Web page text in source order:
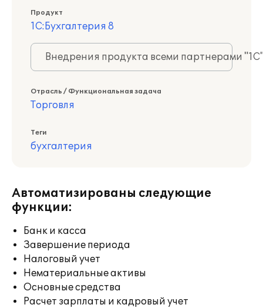
Продукт
1С:Бухгалтерия 8
Внедрения продукта всеми партнерами
Отрасль / Функциональная задача
Торговля
Теги
бухгалтерия
Автоматизированы следующие
функции:
Банк и касса
Завершение периода
Налоговый учет
Нематериальные активы
Основные средства
Расчет зарплаты и кадровый учет